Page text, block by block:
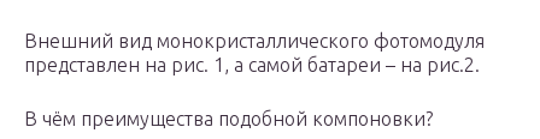
Внешний вид монокристаллического фотомодуля
представлен на рис. 1, а самой батареи – на рис.2.
В чём преимущества подобной компоновки?